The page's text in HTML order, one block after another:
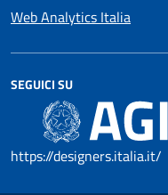
Web Analytics Italia
SEGUICI SU
https://designers.italia.it/